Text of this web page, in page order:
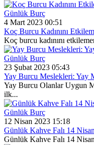
Günlük Burç
4 Mart 2023 00:51
Koç Burcu Kadınını
Koç burcu kadınını
Günlük Burç
23 Şubat 2023 05:43
Yay Burcu Meslekleri: Yay
Yay Burcu Olanlar Uygun
ilk...
Günlük Burç
12 Nisan 2023 15:18
Günlük Kahve Falı 14
Günlük Kahve Falı 14